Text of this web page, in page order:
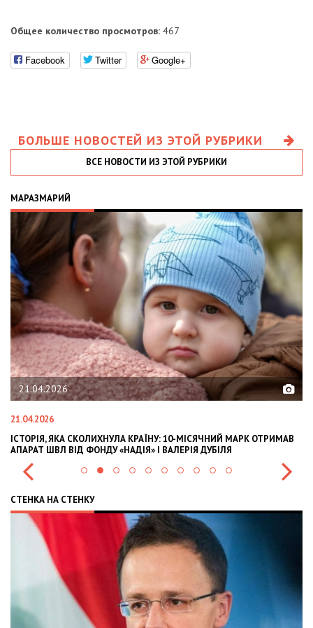
Общее количество просмотров: 467
Facebook Twitter Google+
БОЛЬШЕ НОВОСТЕЙ ИЗ ЭТОЙ РУБРИКИ
ВСЕ НОВОСТИ ИЗ ЭТОЙ РУБРИКИ
МАРАЗМАРИЙ
21.04.2026
21.04.2026
ІСТОРІЯ, ЯКА СКОЛИХНУЛА КРАЇНУ: 10-МІСЯЧНИЙ МАРК ОТРИМАВ
АПАРАТ ШВЛ ВІД ФОНДУ «НАДІЯ» І ВАЛЕРІЯ ДУБІЛЯ
СТЕНКА НА СТЕНКУ